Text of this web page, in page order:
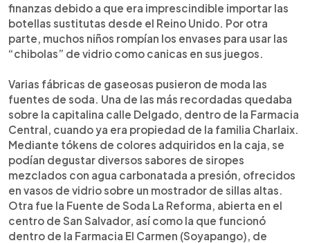
finanzas debido a que era imprescindible importar las
botellas sustitutas desde el Reino Unido. Por otra
parte, muchos niños rompían los envases para usar las
“chibolas” de vidrio como canicas en sus juegos.
Varias fábricas de gaseosas pusieron de moda las
fuentes de soda. Una de las más recordadas quedaba
sobre la capitalina calle Delgado, dentro de la Farmacia
Central, cuando ya era propiedad de la familia Charlaix.
Mediante tókens de colores adquiridos en la caja, se
podían degustar diversos sabores de siropes
mezclados con agua carbonatada a presión, ofrecidos
en vasos de vidrio sobre un mostrador de sillas altas.
Otra fue la Fuente de Soda La Reforma, abierta en el
centro de San Salvador, así como la que funcionó
dentro de la Farmacia El Carmen (Soyapango), de